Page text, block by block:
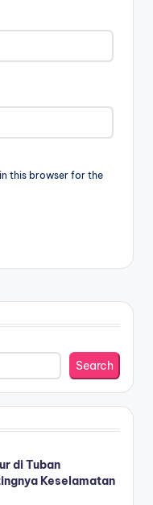
this browser for the
Search
di Tuban
Keselamatan